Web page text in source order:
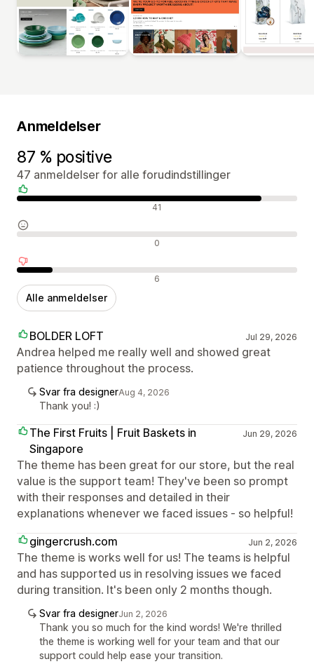
Anmeldelser
87 % positive
47 anmeldelser for alle forudindstillinger
Positive anmeldelser 41
Neutrale anmeldelser 0
Negative anmeldelser 6
Alle anmeldelser
BOLDER LOFT Jul 29, 2026
Andrea helped me really well and showed great
patience throughout the process.
Svar fra designerAug 4, 2026
Thank you! :)
The First Fruits | Fruit Baskets in
Singapore
Jun 29, 2026
The theme has been great for our store, but the real
value is the support team! They've been so prompt
with their responses and detailed in their
explanations whenever we faced issues - so helpful!
gingercrush.com
Jun 2, 2026
The theme is works well for us! The teams is helpful
and has supported us in resolving issues we faced
during transition. It's been only 2 months though.
Svar fra designerJun 2, 2026
Thank you so much for the kind words! We're thrilled
the theme is working well for your team and that our
support could help ease your transition.